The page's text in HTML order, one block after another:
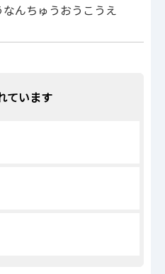
んちゅうおうこうえ
ています